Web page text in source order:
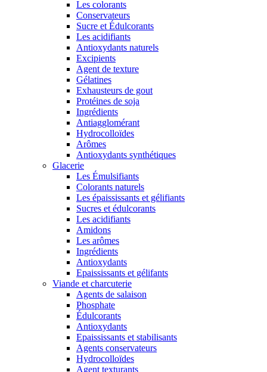
Les colorants
Conservateurs
Sucre et Édulcorants
Les acidifiants
Antioxydants naturels
Excipients
Agent de texture
Gélatines
Exhausteurs de gout
Protéines de soja
Ingrédients
Antiagglomérant
Hydrocolloïdes
Arômes
Antioxydants synthétiques
Glacerie
Les Émulsifiants
Colorants naturels
Les épaississants et gélifiants
Sucres et édulcorants
Les acidifiants
Amidons
Les arômes
Ingrédients
Antioxydants
Epaississants et gélifants
Viande et charcuterie
Agents de salaison
Phosphate
Édulcorants
Antioxydants
Epaississants et stabilisants
Agents conservateurs
Hydrocolloïdes
Agent texturants